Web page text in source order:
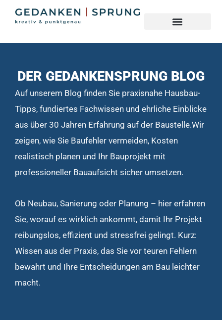
DER GEDANKENSPRUNG BLOG
Auf unserem Blog finden Sie praxisnahe Hausbau-
Tipps, fundiertes Fachwissen und ehrliche Einblicke
aus über 30 Jahren Erfahrung auf der Baustelle.Wir
zeigen, wie Sie Baufehler vermeiden, Kosten
realistisch planen und Ihr Bauprojekt mit
professioneller Bauaufsicht sicher umsetzen.
Ob Neubau, Sanierung oder Planung – hier erfahren
Sie, worauf es wirklich ankommt, damit Ihr Projekt
reibungslos, effizient und stressfrei gelingt. Kurz:
Wissen aus der Praxis, das Sie vor teuren Fehlern
bewahrt und Ihre Entscheidungen am Bau leichter
macht.